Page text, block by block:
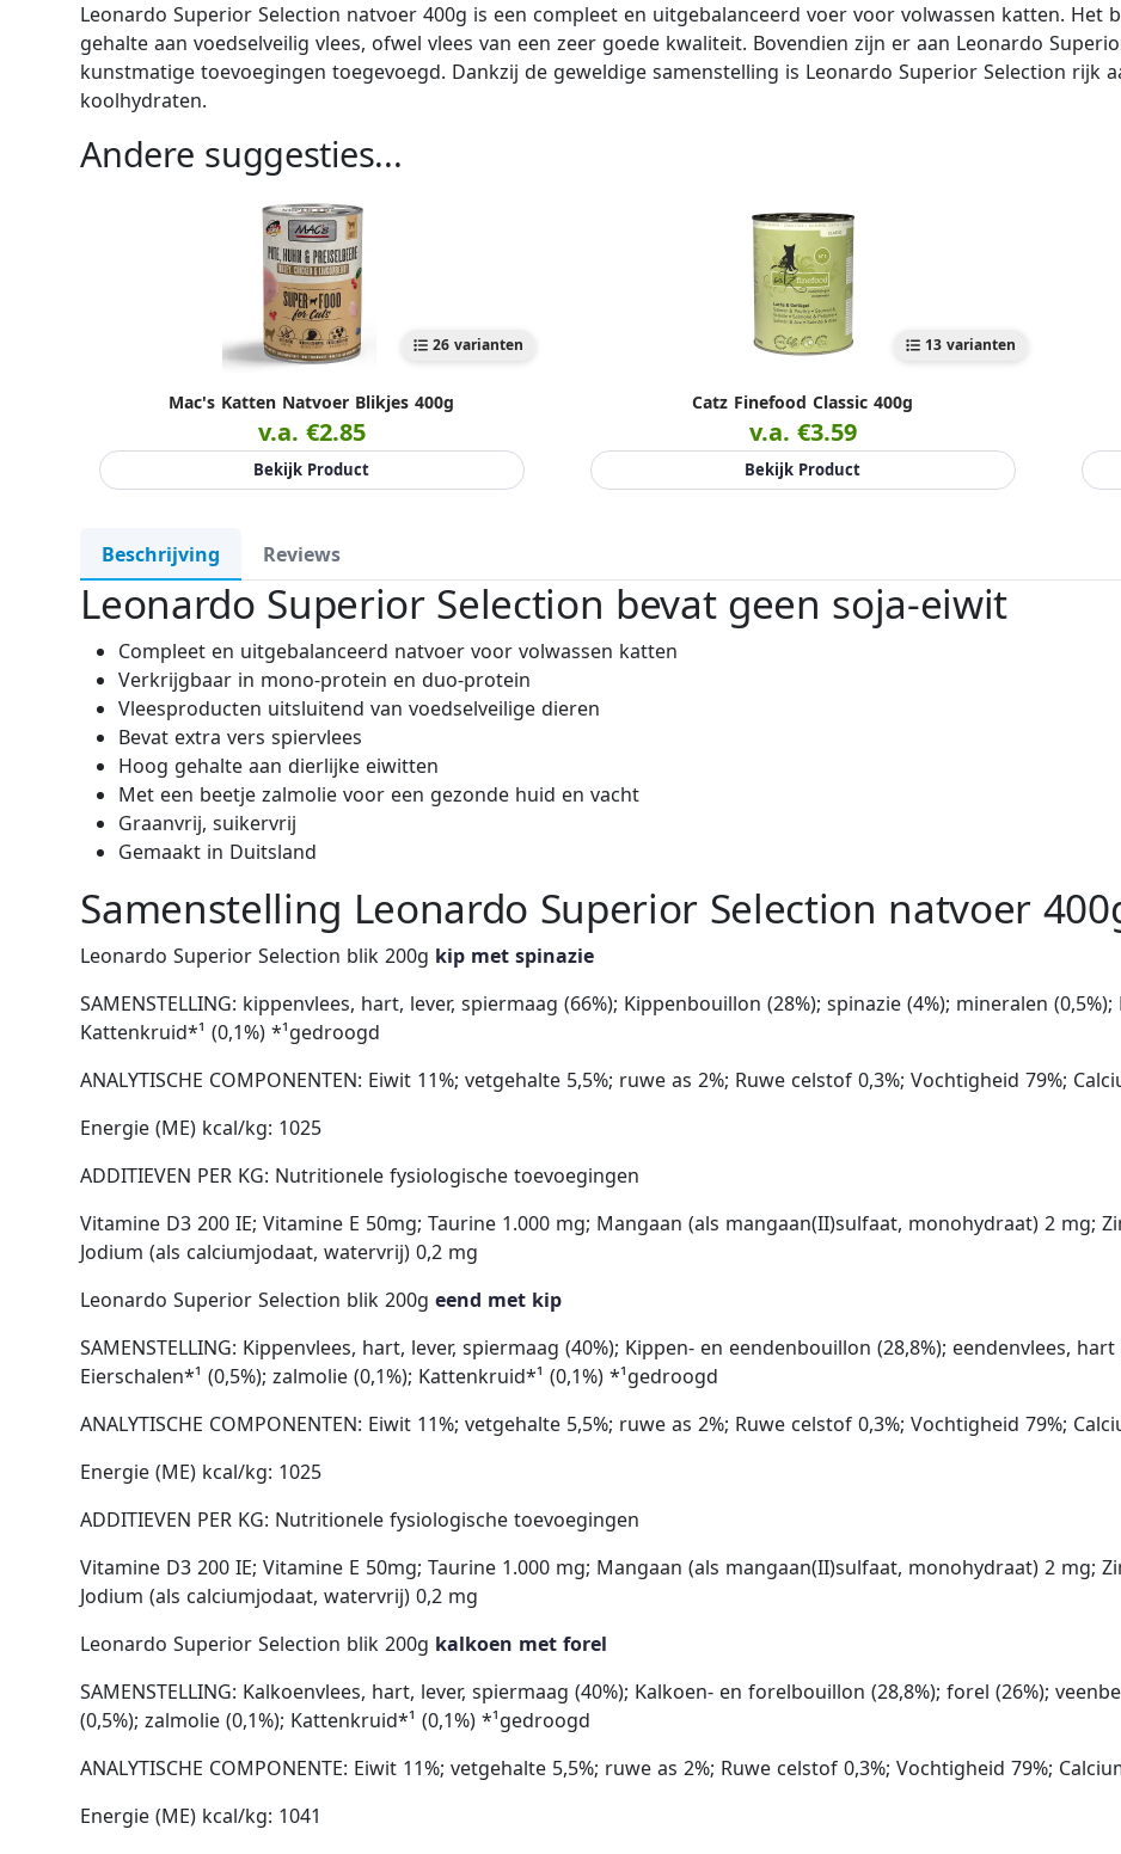
Leonardo Superior Selection natvoer 400g is een compleet en uitgebalanceerd voer voor volwassen katten. Het
gehalte aan voedselveilig vlees, ofwel vlees van een zeer goede kwaliteit. Bovendien zijn er aan Leonardo
kunstmatige toevoegingen toegevoegd. Dankzij de geweldige samenstelling is Leonardo Superior Selection rijk
koolhydraten.
Andere suggesties...
26 varianten
Mac's Katten Natvoer Blikjes 400g
v.a. €2.85
Bekijk Product
13 varianten
Catz Finefood Classic 400g
v.a. €3.59
Bekijk Product
Beschrijving Reviews
Leonardo Superior Selection bevat geen soja-eiwit
Compleet en uitgebalanceerd natvoer voor volwassen katten
Verkrijgbaar in mono-protein en duo-protein
Vleesproducten uitsluitend van voedselveilige dieren
Bevat extra vers spiervlees
Hoog gehalte aan dierlijke eiwitten
Met een beetje zalmolie voor een gezonde huid en vacht
Graanvrij, suikervrij
Gemaakt in Duitsland
Samenstelling Leonardo Superior Selection natvoer
Leonardo Superior Selection blik 200g kip met spinazie
SAMENSTELLING: kippenvlees, hart, lever, spiermaag (66%); Kippenbouillon (28%); spinazie (4%); mineralen
Kattenkruid*¹ (0,1%) *¹gedroogd
ANALYTISCHE COMPONENTEN: Eiwit 11%; vetgehalte 5,5%; ruwe as 2%; Ruwe celstof 0,3%; Vochtigheid 79%;
Energie (ME) kcal/kg: 1025
ADDITIEVEN PER KG: Nutritionele fysiologische toevoegingen
Vitamine D3 200 IE; Vitamine E 50mg; Taurine 1.000 mg; Mangaan (als mangaan(II)sulfaat, monohydraat) 2 mg;
Jodium (als calciumjodaat, watervrij) 0,2 mg
Leonardo Superior Selection blik 200geend met kip
SAMENSTELLING: Kippenvlees, hart, lever, spiermaag (40%); Kippen- en eendenbouillon (28,8%); eendenvlees,
Eierschalen*¹ (0,5%); zalmolie (0,1%); Kattenkruid*¹ (0,1%) *¹gedroogd
ANALYTISCHE COMPONENTEN: Eiwit 11%; vetgehalte 5,5%; ruwe as 2%; Ruwe celstof 0,3%; Vochtigheid 79%;
Energie (ME) kcal/kg: 1025
ADDITIEVEN PER KG: Nutritionele fysiologische toevoegingen
Vitamine D3 200 IE; Vitamine E 50mg; Taurine 1.000 mg; Mangaan (als mangaan(II)sulfaat, monohydraat) 2 mg;
Jodium (als calciumjodaat, watervrij) 0,2 mg
Leonardo Superior Selection blik 200g kalkoen met forel
SAMENSTELLING: Kalkoenvlees, hart, lever, spiermaag (40%); Kalkoen- en forelbouillon (28,8%); forel (26%);
(0,5%); zalmolie (0,1%); Kattenkruid*¹ (0,1%) *¹gedroogd
ANALYTISCHE COMPONENTE: Eiwit 11%; vetgehalte 5,5%; ruwe as 2%; Ruwe celstof 0,3%; Vochtigheid 79%;
Energie (ME) kcal/kg: 1041